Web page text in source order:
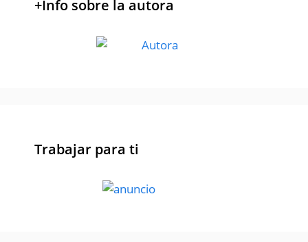
+Info sobre la autora
Trabajar para ti